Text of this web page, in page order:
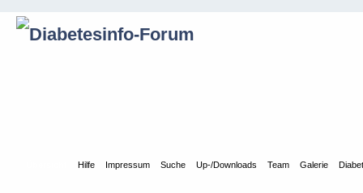
Hilfe Impressum Suche Up-/Downloads Team Galerie